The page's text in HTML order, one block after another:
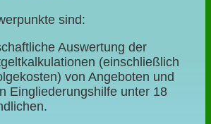
sind:
Auswertung der
(einschließlich
von Angeboten und
Eingliederungshilfe unter 18